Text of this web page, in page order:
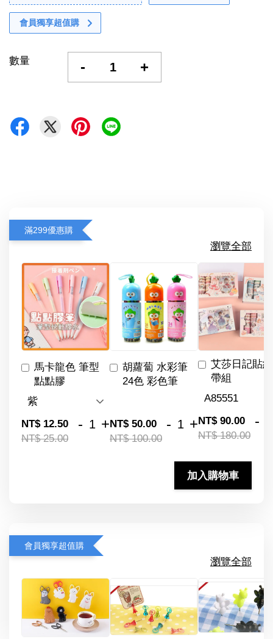
會員獨享超值購
數量 - +
滿299優惠購
瀏覽全部
馬卡龍色 筆型
點點膠
NT$ 12.50
NT$ 25.00
- +
胡蘿蔔 水彩筆
24色 彩色筆
NT$ 50.00
NT$ 100.00
- +
艾莎日記貼
帶組
NT$ 90.00
NT$ 180.00
-
加入購物車
會員獨享超值購
瀏覽全部